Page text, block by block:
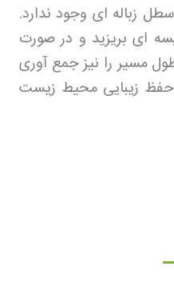
زباله‌ ای وجود ندارد.
ای بریزید و در صورت
مسیر را نیز جمع‌ آوری
حفظ زیبایی محیط‌ زیست